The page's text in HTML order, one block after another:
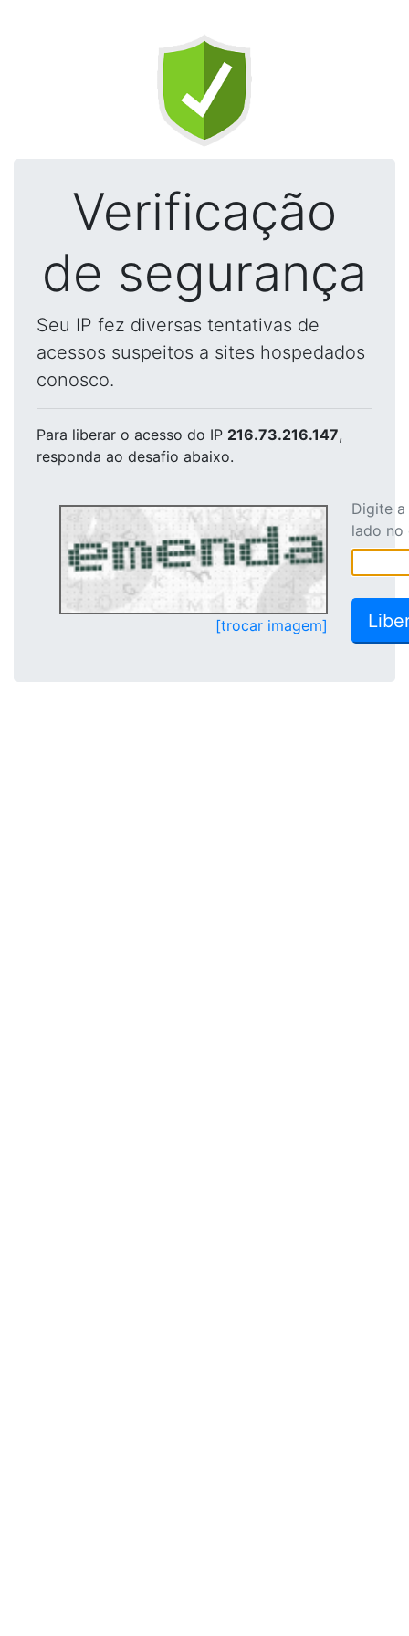
Verificação
de segurança
Seu IP fez diversas tentativas de
acessos suspeitos a sites hospedados
conosco.
Para liberar o acesso do IP 216.73.216.147,
responda ao desafio abaixo.
[trocar imagem]
Digite
lado no